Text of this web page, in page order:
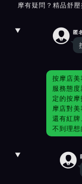
摩有疑問？精品舒
 匿
按摩店美
服務態
定的按
摩店對
還有紅
不到理想
